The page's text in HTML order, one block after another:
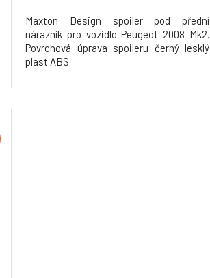
Maxton Design spoiler pod přední
nárazník pro vozidlo Peugeot 2008 Mk2.
Povrchová úprava spoileru černý lesklý
plast ABS.